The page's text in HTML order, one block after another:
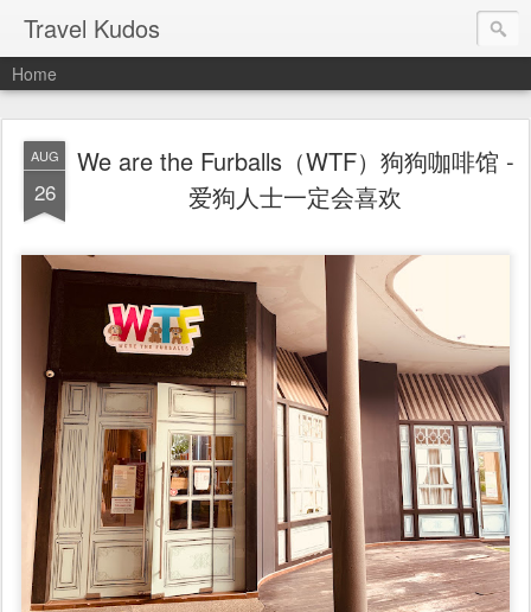
Travel Kudos
Home
AUG
26
We are the Furballs（WTF）狗狗咖啡馆 -
爱狗人士一定会喜欢